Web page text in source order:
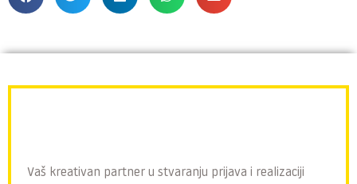
Vaš kreativan partner u stvaranju prijava i realizaciji